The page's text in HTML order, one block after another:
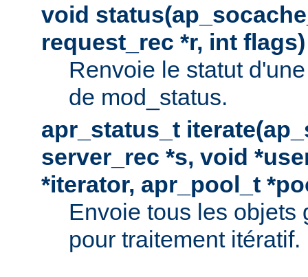
void
request_rec *r, int flags)
Renvoie le statut
de mod_status.
apr_status_t
server_rec *s, void
*iterator, apr_pool_t
Envoie tous les objets
pour traitement itératif.